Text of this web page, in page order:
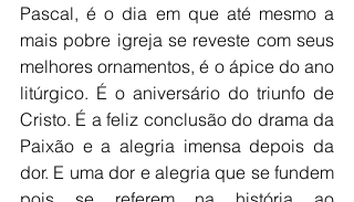
Pascal, é o dia em que até mesmo a
mais pobre igreja se reveste com seus
melhores ornamentos, é o ápice do ano
litúrgico. É o aniversário do triunfo de
Cristo. É a feliz conclusão do drama da
Paixão e a alegria imensa depois da
dor. E uma dor e alegria que se fundem